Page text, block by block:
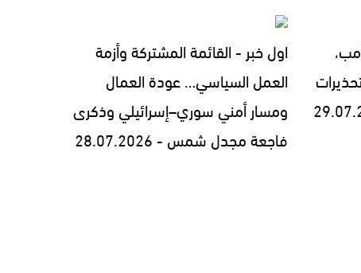
اول خبر - القائمة المشتركة وأزمة
العمل السياسي… عودة العمال
ومسار أمني سوري–إسرائيلي وذكرى
فاجعة مجدل شمس - 28.07.2026